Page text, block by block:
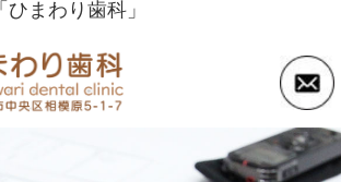
まわり歯科」